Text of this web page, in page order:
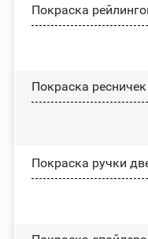
Покраска
Покраска
Покраска ручки